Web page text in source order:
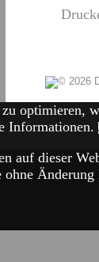
optimieren,
Informationen.
auf dieser
ohne